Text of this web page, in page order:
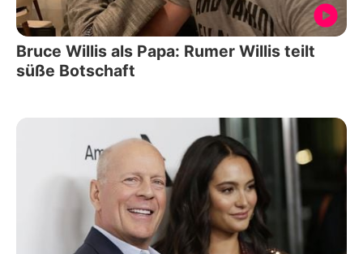
Bruce Willis als Papa: Rumer Willis teilt
süße Botschaft